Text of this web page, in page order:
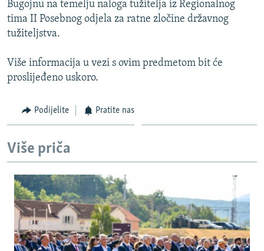
DNEVNO@RSE
SPECIJALI RSE
GENOCID U SREBRENICI
TV LIBERTY
MOJA EVROPA
SVE KARTE DEJTONA
NASTANAK I RASPAD JUGOSLAVIJE
PRATITE NAS
Sve RFE/RL stranice
Bugojnu na temelju naloga tužitelja iz Regionalnog
tima II Posebnog odjela za ratne zločine državnog
tužiteljstva.
Više informacija u vezi s ovim predmetom bit će
proslijeđeno uskoro.
Podijelite Pratite nas
Više priča